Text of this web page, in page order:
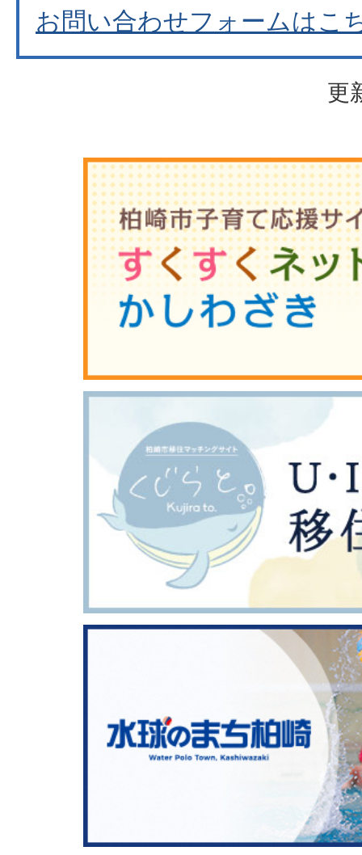
お問い合わせフォームはこ
更